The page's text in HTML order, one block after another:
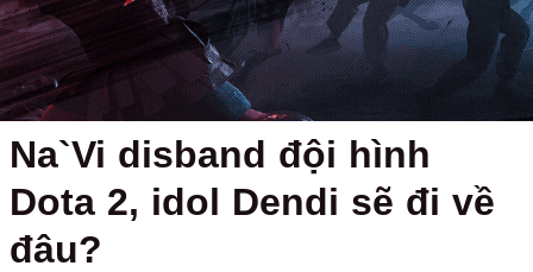
Na`Vi disband đội hình
Dota 2, idol Dendi sẽ đi về
đâu?